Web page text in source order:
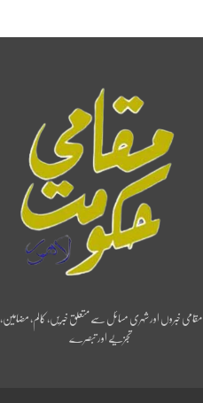
مقامی خبروں اور شہری مسائل سے متعلق خبریں، کالم، مضامین،
تجزیے اور تبصرے